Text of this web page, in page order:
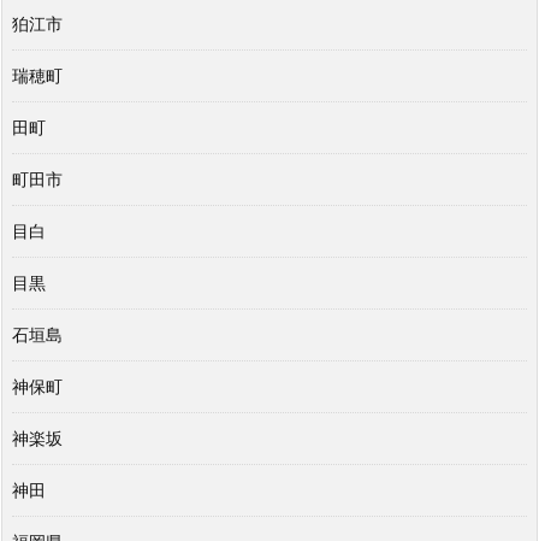
狛江市
瑞穂町
田町
町田市
目白
目黒
石垣島
神保町
神楽坂
神田